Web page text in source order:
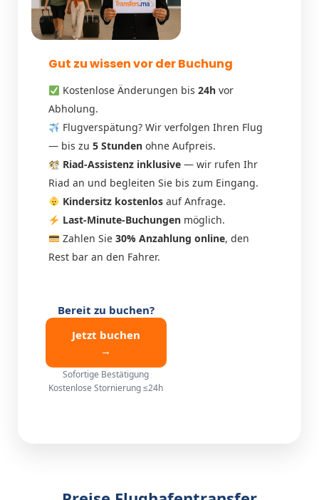
Gut zu wissen vor der Buchung
Kostenlose Änderungen bis 24hvor
Abholung.
Flugverspätung? Wir verfolgen Ihren Flug
— bis zu 5 Stundenohne Aufpreis.
Riad-Assistenz inklusive— wir rufen Ihr
Riad an und begleiten Sie bis zum Eingang.
Kindersitz kostenlosauf Anfrage.
Last-Minute-Buchungenmöglich.
Zahlen Sie 30% Anzahlung online, den
Rest bar an den Fahrer.
Bereit zu buchen?
Jetzt buchen
→
Sofortige Bestätigung
Kostenlose Stornierung ≤24h